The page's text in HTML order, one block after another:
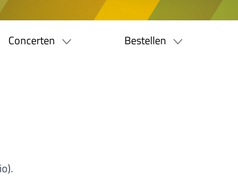
Concerten Bestellen